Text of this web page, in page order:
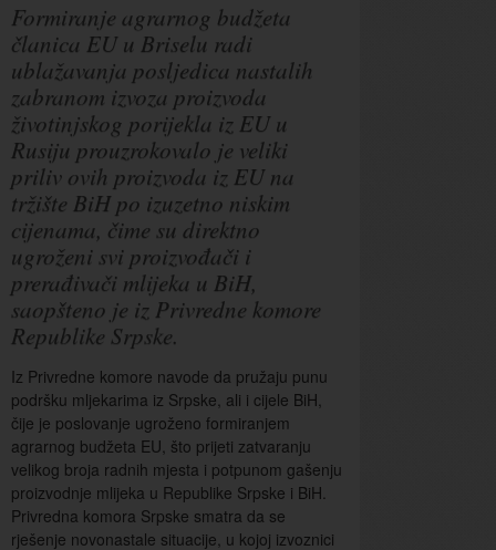
Formiranje agrarnog budžeta
članica EU u Briselu radi
ublažavanja posljedica nastalih
zabranom izvoza proizvoda
životinjskog porijekla iz EU u
Rusiju prouzrokovalo je veliki
priliv ovih proizvoda iz EU na
tržište BiH po izuzetno niskim
cijenama, čime su direktno
ugroženi svi proizvođači i
prerađivači mlijeka u BiH,
saopšteno je iz Privredne komore
Republike Srpske.
Iz Privredne komore navode da pružaju punu
podršku mljekarima iz Srpske, ali i cijele BiH,
čije je poslovanje ugroženo formiranjem
agrarnog budžeta EU, što prijeti zatvaranju
velikog broja radnih mjesta i potpunom gašenju
proizvodnje mlijeka u Republike Srpske i BiH.
Privredna komora Srpske smatra da se
rješenje novonastale situacije, u kojoj izvoznici